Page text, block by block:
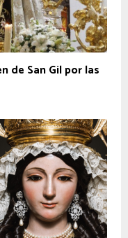
de San Gil por las